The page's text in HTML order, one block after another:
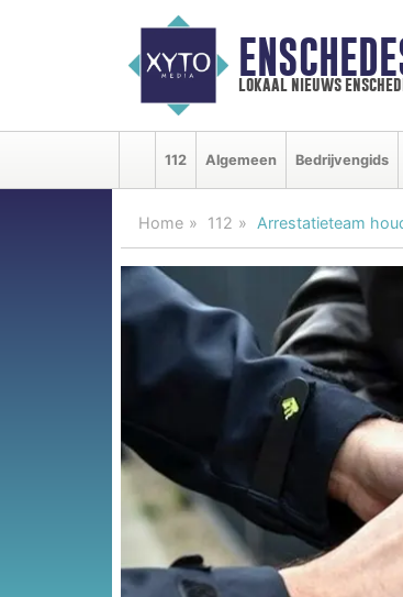
lokaal nieuws
112 Algemeen Bedrijvengids
Home 112 Arrestatieteam